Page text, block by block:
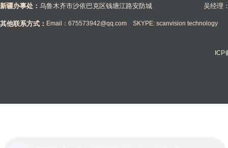
新疆办事处： 乌鲁木齐市沙依巴克区钱塘江路安防城 吴经理
其他联系方式： Email：675573942@qq.com SKYPE: scanvision technology
ICP